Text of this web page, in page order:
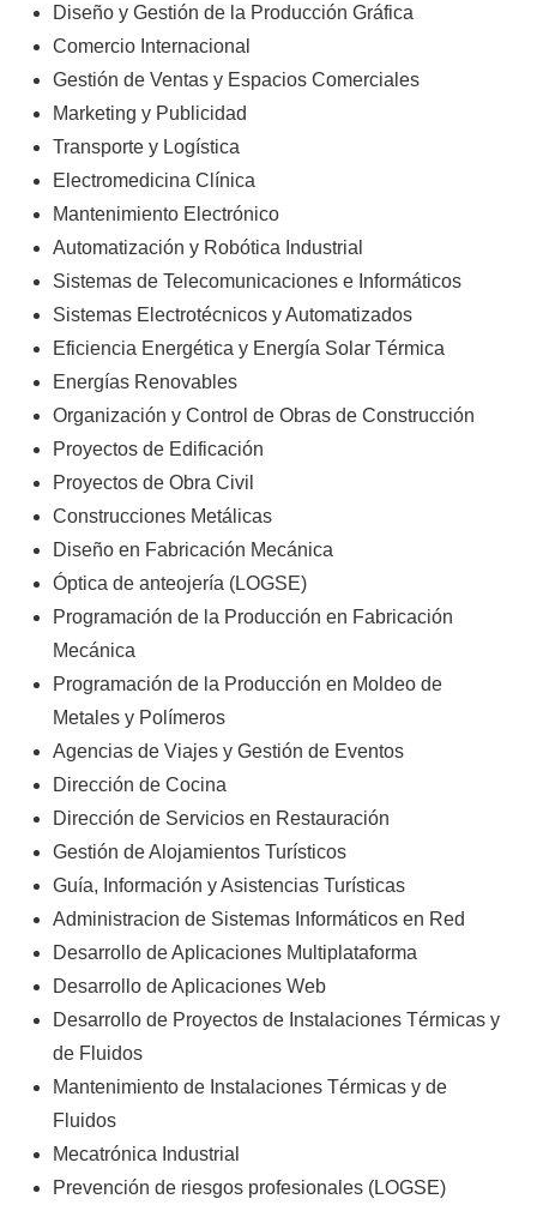
Diseño y Gestión de la Producción Gráfica
Comercio Internacional
Gestión de Ventas y Espacios Comerciales
Marketing y Publicidad
Transporte y Logística
Electromedicina Clínica
Mantenimiento Electrónico
Automatización y Robótica Industrial
Sistemas de Telecomunicaciones e Informáticos
Sistemas Electrotécnicos y Automatizados
Eficiencia Energética y Energía Solar Térmica
Energías Renovables
Organización y Control de Obras de Construcción
Proyectos de Edificación
Proyectos de Obra Civil
Construcciones Metálicas
Diseño en Fabricación Mecánica
Óptica de anteojería (LOGSE)
Programación de la Producción en Fabricación
Mecánica
Programación de la Producción en Moldeo de
Metales y Polímeros
Agencias de Viajes y Gestión de Eventos
Dirección de Cocina
Dirección de Servicios en Restauración
Gestión de Alojamientos Turísticos
Guía, Información y Asistencias Turísticas
Administracion de Sistemas Informáticos en Red
Desarrollo de Aplicaciones Multiplataforma
Desarrollo de Aplicaciones Web
Desarrollo de Proyectos de Instalaciones Térmicas y
de Fluidos
Mantenimiento de Instalaciones Térmicas y de
Fluidos
Mecatrónica Industrial
Prevención de riesgos profesionales (LOGSE)